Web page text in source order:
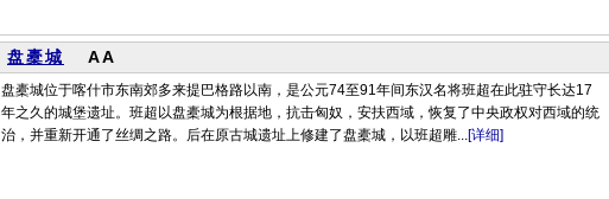
盘橐城 AA
盘橐城位于喀什市东南郊多来提巴格路以南，是公元74至91年间东汉名将班超在此驻守长达17
年之久的城堡遗址。班超以盘橐城为根据地，抗击匈奴，安扶西域，恢复了中央政权对西域的统
治，并重新开通了丝绸之路。后在原古城遗址上修建了盘橐城，以班超雕...[详细]